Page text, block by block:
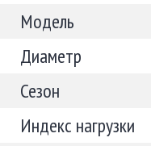
Модель
Диаметр
Сезон
Индекс нагрузки